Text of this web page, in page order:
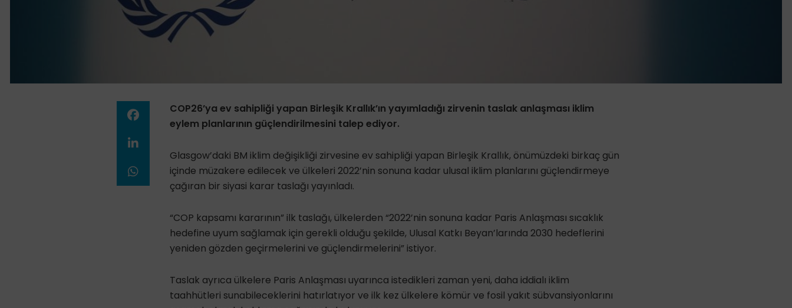
COP26’ya ev sahipliği yapan Birleşik Krallık’ın yayımladığı zirvenin taslak anlaşması iklim
eylem planlarının güçlendirilmesini talep ediyor.
Glasgow’daki BM iklim değişikliği zirvesine ev sahipliği yapan Birleşik Krallık, önümüzdeki birkaç gün
içinde müzakere edilecek ve ülkeleri 2022’nin sonuna kadar ulusal iklim planlarını güçlendirmeye
çağıran bir siyasi karar taslağı yayınladı.
“COP kapsamı kararının” ilk taslağı, ülkelerden “2022’nin sonuna kadar Paris Anlaşması sıcaklık
hedefine uyum sağlamak için gerekli olduğu şekilde, Ulusal Katkı Beyan’larında 2030 hedeflerini
yeniden gözden geçirmelerini ve güçlendirmelerini” istiyor.
Taslak ayrıca ülkelere Paris Anlaşması uyarınca istedikleri zaman yeni, daha iddialı iklim
taahhütleri sunabileceklerini hatırlatıyor ve ilk kez ülkelere kömür ve fosil yakıt sübvansiyonlarını